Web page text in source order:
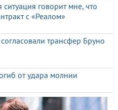
говорит мне, что
с «Реалом»
трансфер Бруно
от удара молнии